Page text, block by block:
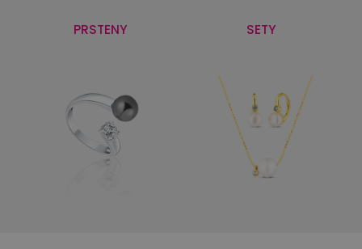
PRSTENY SETY